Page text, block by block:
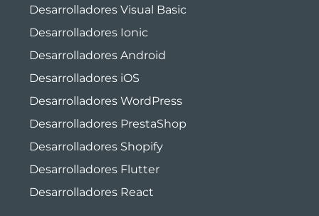
Desarrolladores Visual Basic
Desarrolladores Ionic
Desarrolladores Android
Desarrolladores iOS
Desarrolladores WordPress
Desarrolladores PrestaShop
Desarrolladores Shopify
Desarrolladores Flutter
Desarrolladores React